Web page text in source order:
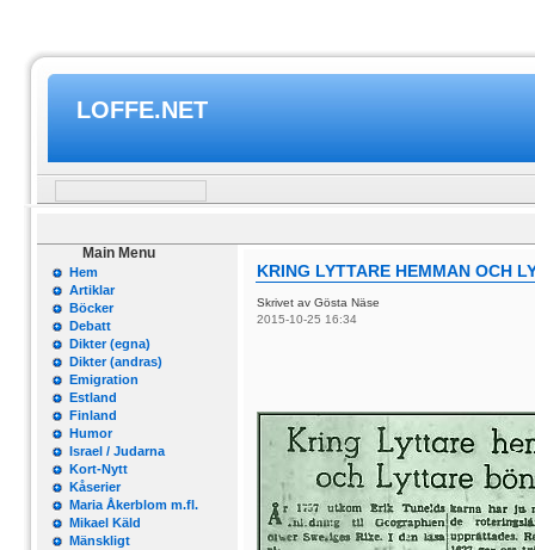
LOFFE.NET
Main Menu
Hem
Artiklar
Böcker
Debatt
Dikter (egna)
Dikter (andras)
Emigration
Estland
Finland
Humor
Israel / Judarna
Kort-Nytt
Kåserier
Maria Åkerblom m.fl.
Mikael Käld
Mänskligt
KRING LYTTARE HEMMAN OCH
Skrivet av Gösta Näse
2015-10-25 16:34